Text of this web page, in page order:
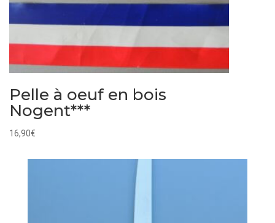
Pelle à oeuf en bois
Nogent***
16,90€